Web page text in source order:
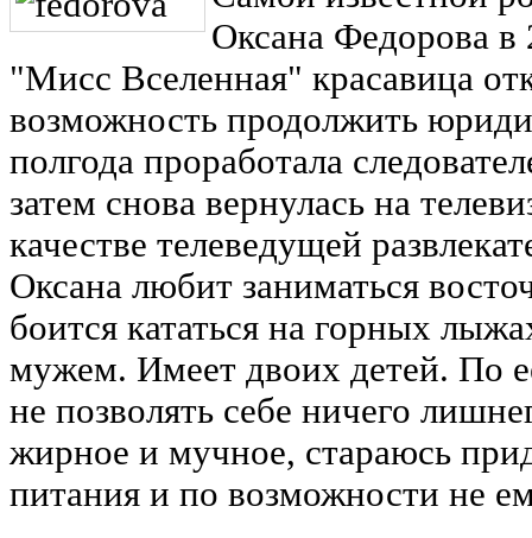
Оксана Федорова в
"Мисс Вселенная" красавица
возможность продолжить
полгода проработала
затем снова вернулась на
качестве телеведущей
Оксана любит заниматься
боится кататься на горных
мужем. Имеет двоих детей. По
не позволять себе ничего
жирное и мучное, стараюсь
питания и по возможности не